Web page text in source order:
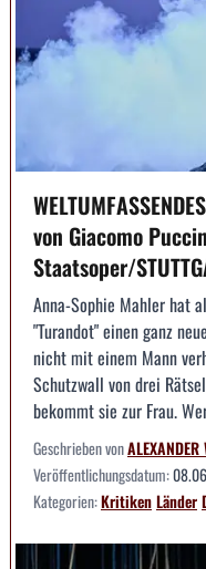
von Giacomo
Staatsoper/
Anna-Sophie Mahler hat
"Turandot" einen ganz
nicht mit einem Mann
Schutzwall von drei
bekommt sie zur Frau.
Geschrieben vonALEXANDER
Veröffentlichungsdatum:
Kategorien:KritikenLänder